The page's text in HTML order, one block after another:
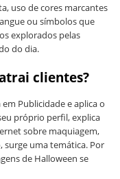
uso de cores marcantes
ou símbolos que
explorados pelas
do dia.
clientes?
Publicidade e aplica o
próprio perfil, explica
sobre maquiagem,
surge uma temática. Por
de Halloween se